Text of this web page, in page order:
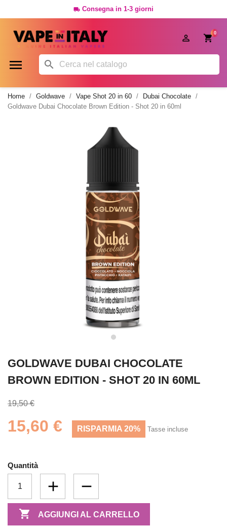
 Consegna in 1-3 giorni
0

 
Home Goldwave Vape Shot 20 in 60
Dubai Chocolate
Goldwave Dubai Chocolate Brown Edition - Shot 20 in 60ml
GOLDWAVE DUBAI CHOCOLATE
BROWN EDITION - SHOT 20 IN 60ML
19,50 €
15,60 € RISPARMIA 20% Tasse incluse
Quantità
 AGGIUNGI AL CARRELLO